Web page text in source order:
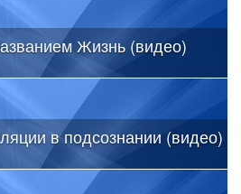
Жизнь (видео)
в подсознании (видео)